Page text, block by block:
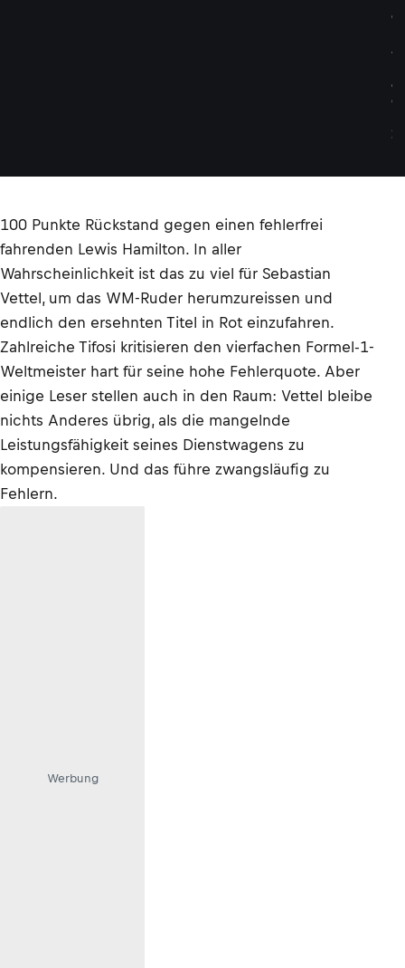
g
a
d
©
T
100 Punkte Rückstand gegen einen fehlerfrei
fahrenden Lewis Hamilton. In aller
Wahrscheinlichkeit ist das zu viel für Sebastian
Vettel, um das WM-Ruder herumzureissen und
endlich den ersehnten Titel in Rot einzufahren.
Zahlreiche Tifosi kritisieren den vierfachen Formel-1-
Weltmeister hart für seine hohe Fehlerquote. Aber
einige Leser stellen auch in den Raum: Vettel bleibe
nichts Anderes übrig, als die mangelnde
Leistungsfähigkeit seines Dienstwagens zu
kompensieren. Und das führe zwangsläufig zu
Fehlern.
Werbung